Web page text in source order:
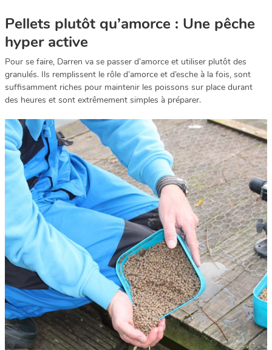
Pellets plutôt qu’amorce : Une pêche
hyper active
Pour se faire, Darren va se passer d’amorce et utiliser plutôt des
granulés. Ils remplissent le rôle d’amorce et d’esche à la fois, sont
suffisamment riches pour maintenir les poissons sur place durant
des heures et sont extrêmement simples à préparer.